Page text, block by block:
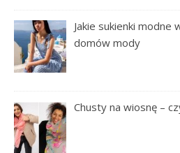
Jakie sukienki
domów mody
Chusty na wiosnę –